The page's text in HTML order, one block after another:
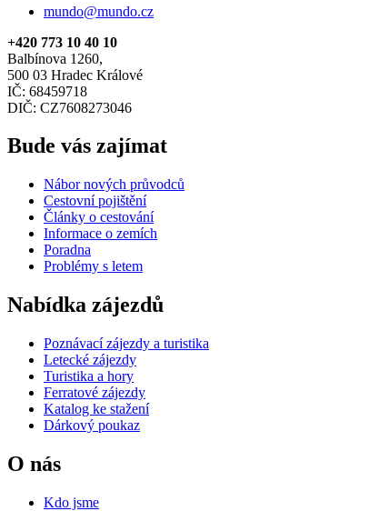
mundo@mundo.cz
+420 773 10 40 10
Balbínova 1260,
500 03 Hradec Králové
IČ: 68459718
DIČ: CZ7608273046
Bude vás zajímat
Nábor nových průvodců
Cestovní pojištění
Články o cestování
Informace o zemích
Poradna
Problémy s letem
Nabídka zájezdů
Poznávací zájezdy a turistika
Letecké zájezdy
Turistika a hory
Ferratové zájezdy
Katalog ke stažení
Dárkový poukaz
O nás
Kdo jsme